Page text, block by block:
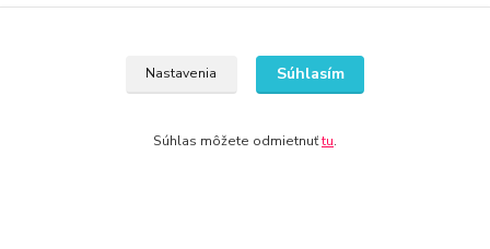
Nastavenia Súhlasím
Súhlas môžete odmietnuťtu.